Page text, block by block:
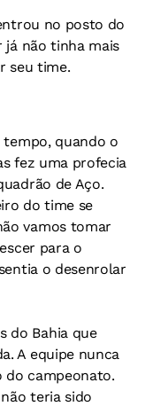
no posto do
já não tinha mais
seu time.
quando o
fez uma profecia
de Aço.
do time se
vamos tomar
para o
o desenrolar
do Bahia que
A equipe nunca
do campeonato.
teria sido